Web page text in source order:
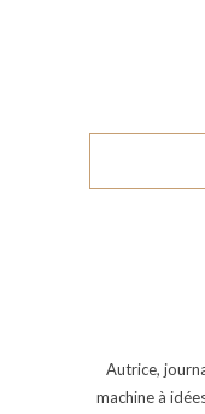
Autrice,
machine à